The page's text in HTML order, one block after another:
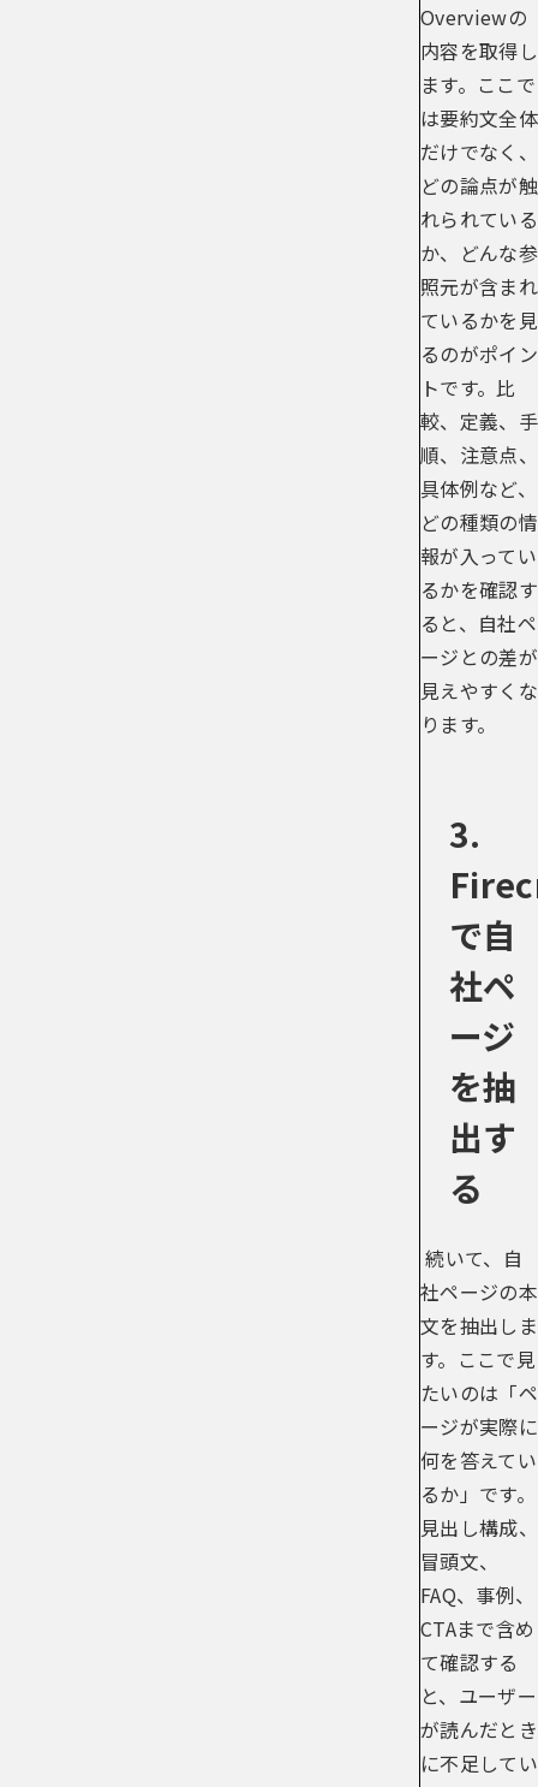
Overviewの
内容を取得し
ます。ここで
は要約文全体
だけでなく、
どの論点が触
れられている
か、どんな参
照元が含まれ
ているかを見
るのがポイン
トです。比
較、定義、手
順、注意点、
具体例など、
どの種類の情
報が入ってい
るかを確認す
ると、自社ペ
ージとの差が
見えやすくな
ります。
3.
で自
社ペ
ージ
を抽
出す
る
続いて、自
社ページの本
文を抽出しま
す。ここで見
たいのは「ペ
ージが実際に
何を答えてい
るか」です。
見出し構成、
冒頭文、
FAQ、事例、
CTAまで含め
て確認する
と、ユーザー
が読んだとき
に不足してい